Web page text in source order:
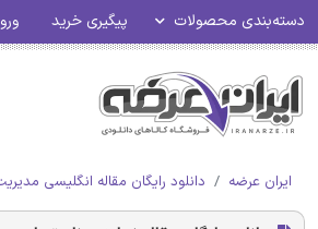
دسته‌بندی محصولات پیگیری خرید
ایران عرضه دانلود رایگان مقاله انگلیسی